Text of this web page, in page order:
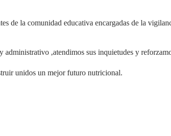
de la comunidad educativa encargadas de la
,atendimos sus inquietudes y
unidos un mejor futuro nutricional.